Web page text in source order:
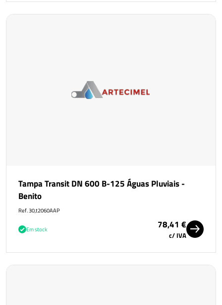
Tampa Transit DN 600 B-125 Águas Pluviais -
Benito
Ref. 30,t2060AAP
Em stock 78,41 €
c/ IVA